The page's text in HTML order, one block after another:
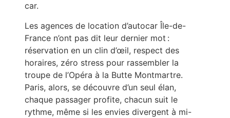
car.
Les agences de location d’autocar Île-de-
France n’ont pas dit leur dernier mot :
réservation en un clin d’œil, respect des
horaires, zéro stress pour rassembler la
troupe de l’Opéra à la Butte Montmartre.
Paris, alors, se découvre d’un seul élan,
chaque passager profite, chacun suit le
rythme, même si les envies divergent à mi-